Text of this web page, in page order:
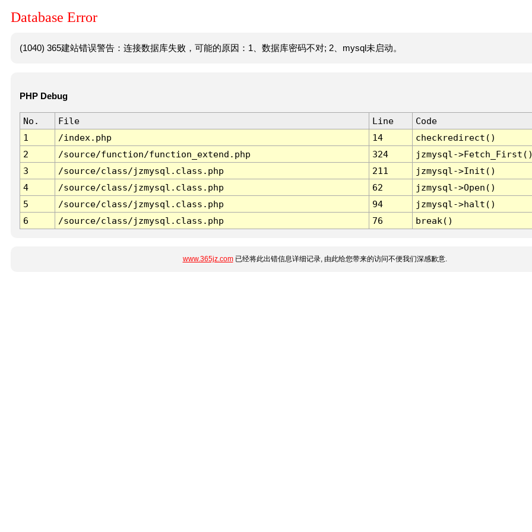
Database Error
(1040) 365建站错误警告：连接数据库失败，可能的原因：1、数据库密码不对; 2、mysql未启动。
PHP Debug
No. File Line
Code
1
/index.php 14
checkredirect()
2
/source/function/function_extend.php 324
jzmysql-
3
/source/class/jzmysql.class.php 211
jzmysql->Init()
4
/source/class/jzmysql.class.php 62
jzmysql->Open()
5
/source/class/jzmysql.class.php 94
jzmysql->halt()
6
/source/class/jzmysql.class.php 76 break()
www.365jz.com已经将此出错信息详细记录, 由此给您带来的访问不便我们深感歉意.